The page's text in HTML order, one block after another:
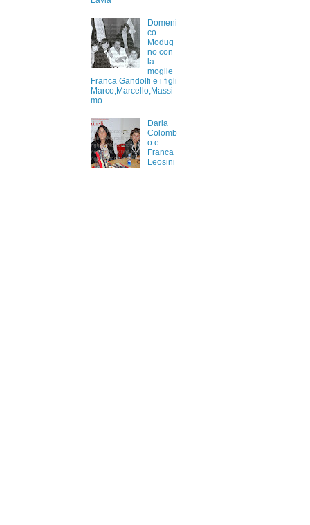
Domeni
co
Modug
no con
la
moglie
Franca Gandolfi e i figli
Marco,Marcello,Massi
mo
Daria
Colomb
o e
Franca
Leosini